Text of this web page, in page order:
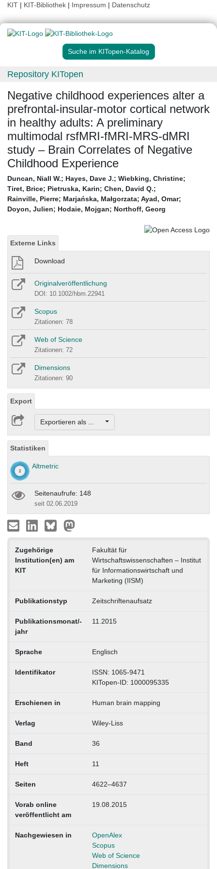
KIT | KIT-Bibliothek | Impressum | Datenschutz
Suche im KITopen-Katalog
Repository KITopen
Negative childhood experiences alter a
prefrontal-insular-motor cortical network
in healthy adults: A preliminary
multimodal rsfMRI-fMRI-MRS-dMRI
study – Brain Correlates of Negative
Childhood Experience
Duncan, Niall W.; Hayes, Dave J.; Wiebking, Christine;
Tiret, Brice; Pietruska, Karin; Chen, David Q.;
Rainville, Pierre; Marjańska, Małgorzata; Ayad, Omar;
Doyon, Julien; Hodaie, Mojgan; Northoff, Georg
Externe Links
Download
Originalveröffentlichung
DOI: 10.1002/hbm.22941
Scopus
Zitationen: 78
Web of Science
Zitationen: 72
Dimensions
Zitationen: 90
Export
Exportieren als ...
Statistiken
Altmetric
Seitenaufrufe: 148
seit 02.06.2019
Zugehörige
Institution(en) am
KIT
Fakultät für
Wirtschaftswissenschaften – Institut
für Informationswirtschaft und
Marketing (IISM)
Publikationstyp Zeitschriftenaufsatz
Publikationsmonat/-
jahr
11.2015
Sprache Englisch
Identifikator
ISSN: 1065-9471
KITopen-ID: 1000095335
Erschienen in Human brain mapping
Verlag Wiley-Liss
Band 36
Heft 11
Seiten 4622–4637
Vorab online
veröffentlicht am
19.08.2015
Nachgewiesen in
OpenAlex
Scopus
Web of Science
Dimensions